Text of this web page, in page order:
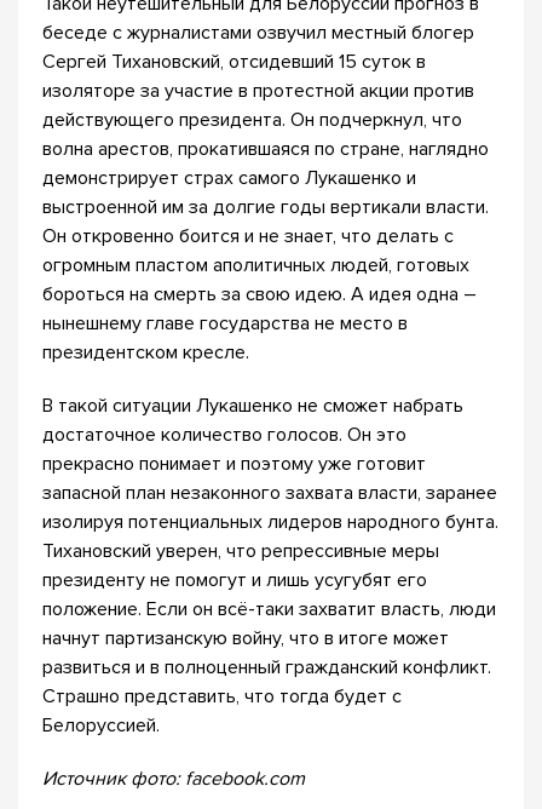
беседе с журналистами озвучил местный блогер
Сергей Тихановский, отсидевший 15 суток в
изоляторе за участие в протестной акции против
действующего президента. Он подчеркнул, что
волна арестов, прокатившаяся по стране, наглядно
демонстрирует страх самого Лукашенко и
выстроенной им за долгие годы вертикали власти.
Он откровенно боится и не знает, что делать с
огромным пластом аполитичных людей, готовых
бороться на смерть за свою идею. А идея одна –
нынешнему главе государства не место в
президентском кресле.
В такой ситуации Лукашенко не сможет набрать
достаточное количество голосов. Он это
прекрасно понимает и поэтому уже готовит
запасной план незаконного захвата власти, заранее
изолируя потенциальных лидеров народного бунта.
Тихановский уверен, что репрессивные меры
президенту не помогут и лишь усугубят его
положение. Если он всё-таки захватит власть, люди
начнут партизанскую войну, что в итоге может
развиться и в полноценный гражданский конфликт.
Страшно представить, что тогда будет с
Белоруссией.
Источник фото: facebook.com